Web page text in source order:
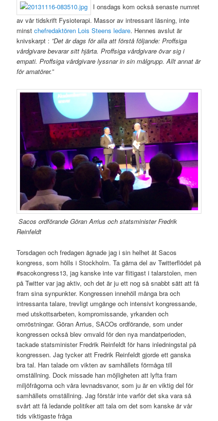
I onsdags kom också senaste numret
av vår tidskrift Fysioterapi. Massor av intressant läsning, inte
minstchefredaktören Lois Steens ledare. Hennes avslut är
knivskarpt : ”Det är dags för alla att förstå följande: Proffsiga
vårdgivare bevarar sitt hjärta. Proffsiga vårdgivare övar sig i
empati. Proffsiga vårdgivare lyssnar in sin målgrupp. Allt annat är
för amatörer.”
Sacos ordförande Göran Arrius och statsminister Fredrik
Reinfeldt
Torsdagen och fredagen ägnade jag i sin helhet åt Sacos
kongress, som hölls i Stockholm. Ta gärna del av Twitterflödet på
#sacokongress13, jag kanske inte var flitigast i talarstolen, men
på Twitter var jag aktiv, och det är ju ett nog så snabbt sätt att få
fram sina synpunkter. Kongressen innehöll många bra och
intressanta talare, trevligt umgänge och intensivt kongressande,
med utskottsarbeten, kompromissande, yrkanden och
omröstningar. Göran Arrius, SACOs ordförande, som under
kongressen också blev omvald för den nya mandatperioden,
tackade statsminister Fredrik Reinfeldt för hans inledningstal på
kongressen. Jag tycker att Fredrik Reinfeldt gjorde ett ganska
bra tal. Han talade om vikten av samhällets förmåga till
omställning. Dock missade han möjligheten att lyfta fram
miljöfrågorna och våra levnadsvanor, som ju är en viktig del för
samhällets omställning. Jag förstår inte varför det ska vara så
svårt att få ledande politiker att tala om det som kanske är vår
tids viktigaste fråga